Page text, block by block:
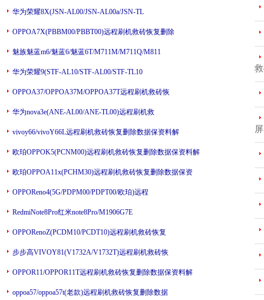
华为荣耀8X(JSN-AL00/JSN-AL00a/JSN-TL
OPPOA7X(PBBM00/PBBT00)远程刷机救砖恢复删除
魅族魅蓝m6/魅蓝6/魅蓝6T/M711M/M711Q/M811
华为荣耀9(STF-AL10/STF-AL00/STF-TL10
OPPOA37/OPPOA37M/OPPOA37T远程刷机救砖恢
华为nova3e(ANE-AL00/ANE-TL00)远程刷机救
vivoy66/vivoY66L远程刷机救砖恢复删除数据保资料解
欧珀OPPOK5(PCNM00)远程刷机救砖恢复删除数据保资料解
欧珀OPPOA11x(PCHM30)远程刷机救砖恢复删除数据保资
OPPOReno4(5G/PDPM00/PDPT00/欧珀)远程
RedmiNote8Pro红米note8Pro/M1906G7E
OPPORenoZ(PCDM10/PCDT10)远程刷机救砖恢复
步步高VIVOY81(V1732A/V1732T)远程刷机救砖恢
OPPOR11/OPPOR11T远程刷机救砖恢复删除数据保资料解
oppoa57/oppoa57t(老款)远程刷机救砖恢复删除数据